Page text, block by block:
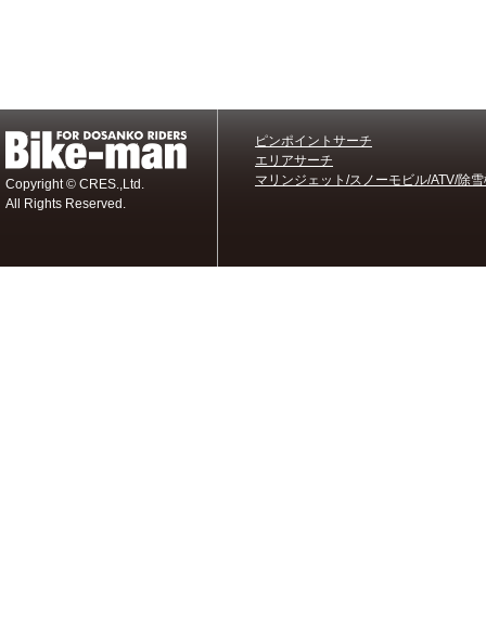
Copyright © CRES.,Ltd.
All Rights Reserved.
ピンポイントサーチ
エリアサーチ
マリンジェット/スノーモビル/ATV/除